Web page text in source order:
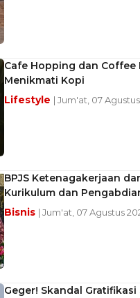
Cafe Hopping dan Coffee
Menikmati Kopi
Lifestyle | Jum'at, 07
BPJS Ketenagakerjaan
Kurikulum dan
Bisnis | Jum'at, 07 Agustus
Geger! Skandal Gratifikasi